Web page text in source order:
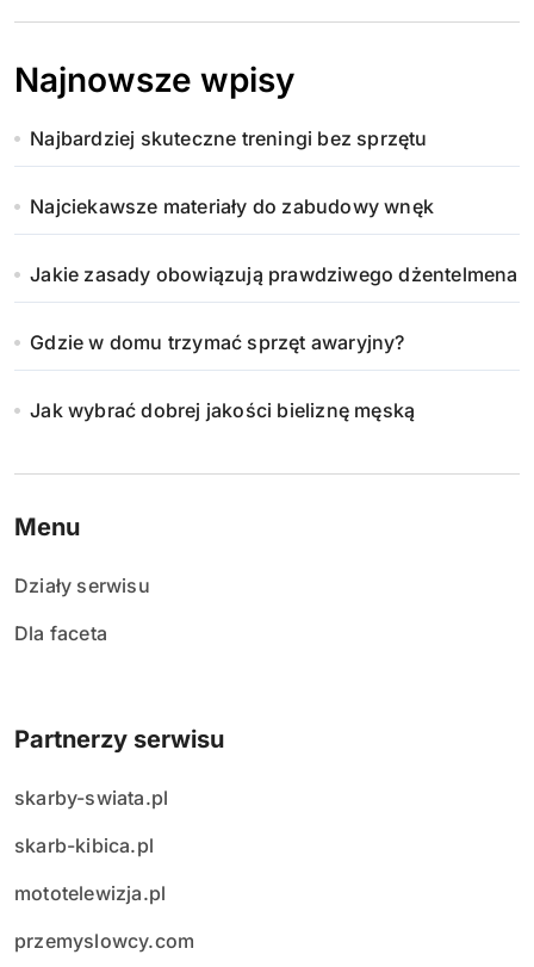
Najnowsze wpisy
Najbardziej skuteczne treningi bez sprzętu
Najciekawsze materiały do zabudowy wnęk
Jakie zasady obowiązują prawdziwego dżentelmena
Gdzie w domu trzymać sprzęt awaryjny?
Jak wybrać dobrej jakości bieliznę męską
Menu
Działy serwisu
Dla faceta
Partnerzy serwisu
skarby-swiata.pl
skarb-kibica.pl
mototelewizja.pl
przemyslowcy.com